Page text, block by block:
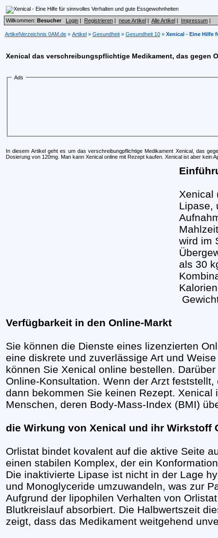
Willkommen: Besucher Login | Registrieren | neue Artikel | Alle Artikel | Impressum |
ArtikelVerzeichnis 0AM.de » Artikel » Gesundheit » Gesundheit 10 » Xenical - Eine Hilfe
Xenical das verschreibungspflichtige Medikament, das gegen
Ads
In diesem Artikel geht es um das verschreibungpflichtige Medikament Xenical, das
Dosierung von 120mg. Man kann Xenical online mit Rezept kaufen. Xenical ist aber kein
Xenical
Lipase,
wird im
als 30
Verfügbarkeit in den Online-Markt
Sie können die Dienste eines lizenzierten
eine diskrete und zuverlässige Art und
können Sie Xenical online bestellen.
Online-Konsultation. Wenn der Arzt
dann bekommen Sie keinen Rezept.
Menschen, deren Body-Mass-Index (BMI)
die Wirkung von Xenical und ihr Wirkstoff
Orlistat bindet kovalent auf die aktive Seite
einen stabilen Komplex, der ein
Die inaktivierte Lipase ist nicht in der Lage
und Monoglyceride umzuwandeln, was zur
Aufgrund der lipophilen Verhalten von
Blutkreislauf absorbiert. Die Halbwertszeit
zeigt, dass das Medikament weitgehend